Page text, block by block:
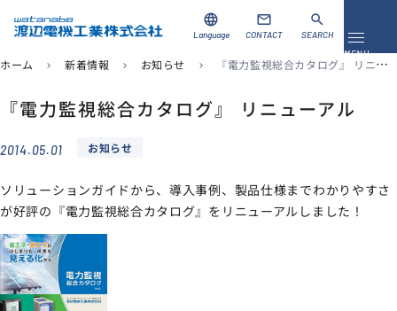
メニュ
MENU
資料ダウンロード
ソリューション
導入事例
サポート
language
Language
mail
CONTACT
search
SEARCH
ホーム chevron_right 新着情報 chevron_right お知らせ chevron_right 『電力監視総合カタログ』 リニューアル
『電力監視総合カタログ』 リニューアル
2014.05.01 お知らせ
ソリューションガイドから、導入事例、製品仕様までわかりやすさ
が好評の『電力監視総合カタログ』をリニューアルしました！